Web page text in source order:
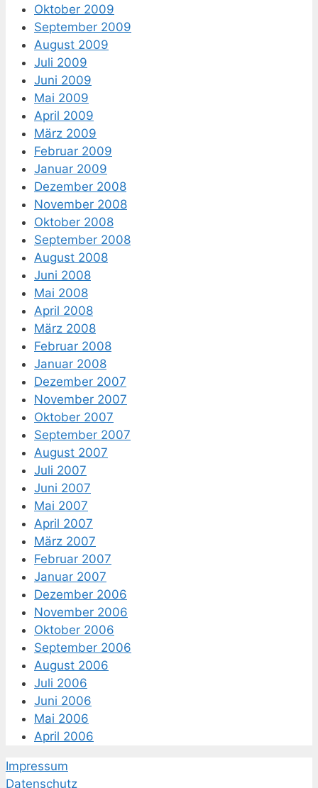
Oktober 2009
September 2009
August 2009
Juli 2009
Juni 2009
Mai 2009
April 2009
März 2009
Februar 2009
Januar 2009
Dezember 2008
November 2008
Oktober 2008
September 2008
August 2008
Juni 2008
Mai 2008
April 2008
März 2008
Februar 2008
Januar 2008
Dezember 2007
November 2007
Oktober 2007
September 2007
August 2007
Juli 2007
Juni 2007
Mai 2007
April 2007
März 2007
Februar 2007
Januar 2007
Dezember 2006
November 2006
Oktober 2006
September 2006
August 2006
Juli 2006
Juni 2006
Mai 2006
April 2006
Impressum
Datenschutz